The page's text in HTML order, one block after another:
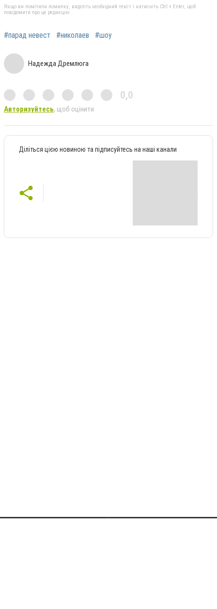
Якщо ви помітили помилку, виділіть необхідний текст і натисніть Ctrl + Enter, щоб
повідомити про це редакцію
#парад невест #николаев #шоу
Надежда Дремлюга
0,0
Авторизуйтесь, щоб оцінити
Діліться цією новиною та підписуйтесь на наші канали